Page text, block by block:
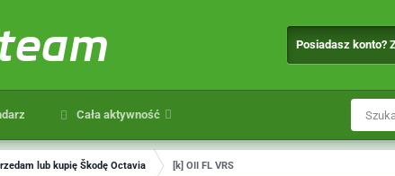
Posiadasz konto?
Cała aktywność
lub kupię Škodę Octavia [k] OII FL VRS